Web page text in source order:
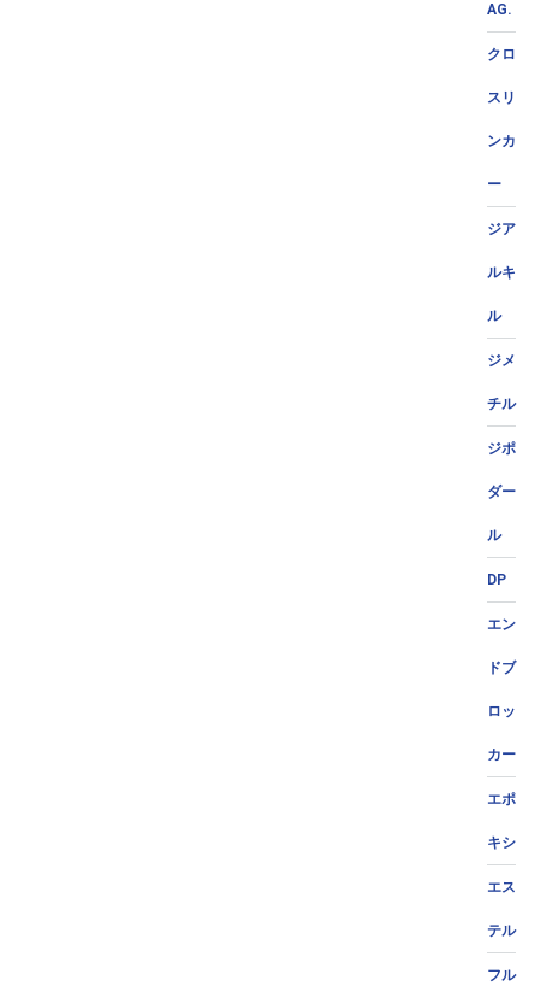
AG.
クロ
スリ
ンカ
ー
ジア
ルキ
ル
ジメ
チル
ジポ
ダー
ル
DP
エン
ドブ
ロッ
カー
エポ
キシ
エス
テル
フル